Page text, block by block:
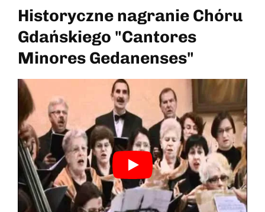
Historyczne nagranie Chóru
Gdańskiego "Cantores
Minores Gedanenses"